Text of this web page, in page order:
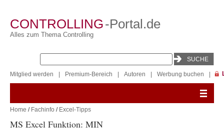
CONTROLLING-Portal.de
Alles zum Thema Controlling
Mitglied werden Premium-Bereich Autoren Werbung buchen
Home / Fachinfo / Excel-Tipps
MS Excel Funktion: MIN